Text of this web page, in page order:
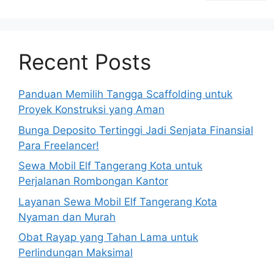
Recent Posts
Panduan Memilih Tangga Scaffolding untuk
Proyek Konstruksi yang Aman
Bunga Deposito Tertinggi Jadi Senjata Finansial
Para Freelancer!
Sewa Mobil Elf Tangerang Kota untuk
Perjalanan Rombongan Kantor
Layanan Sewa Mobil Elf Tangerang Kota
Nyaman dan Murah
Obat Rayap yang Tahan Lama untuk
Perlindungan Maksimal